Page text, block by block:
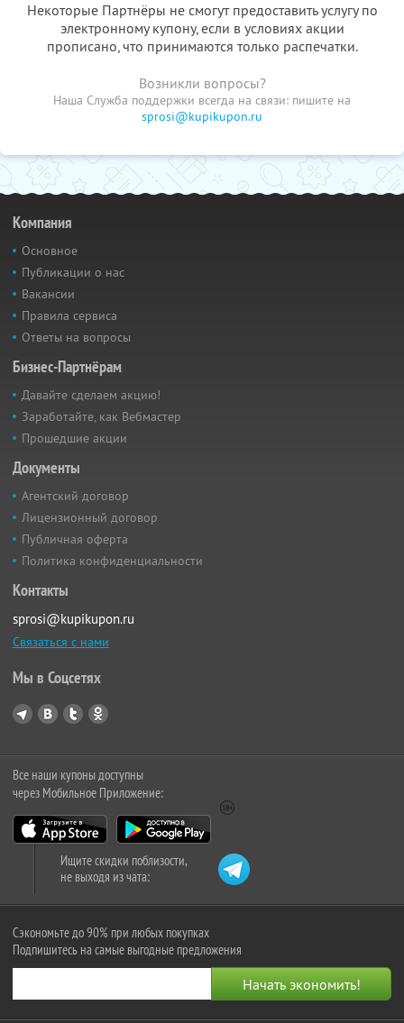
Некоторые Партнёры не смогут предоставить услугу по
электронному купону, если в условиях акции
прописано, что принимаются только распечатки.
Возникли вопросы?
Наша Служба поддержки всегда на связи: пишите на
sprosi@kupikupon.ru
Компания
Основное
Публикации о нас
Вакансии
Правила сервиса
Ответы на вопросы
Бизнес-Партнёрам
Давайте сделаем акцию!
Заработайте, как Вебмастер
Прошедшие акции
Документы
Агентский договор
Лицензионный договор
Публичная оферта
Политика конфиденциальности
Контакты
sprosi@kupikupon.ru
Связаться с нами
Мы в Соцсетях
Все наши купоны доступны
через Мобильное Приложение:
Ищите скидки поблизости,
не выходя из чата:
Сэкономьте до 90% при любых покупках
Подпишитесь на самые выгодные предложения